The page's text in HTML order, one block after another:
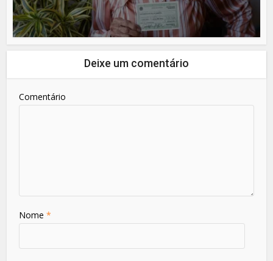
Deixe um comentário
Comentário
Nome*